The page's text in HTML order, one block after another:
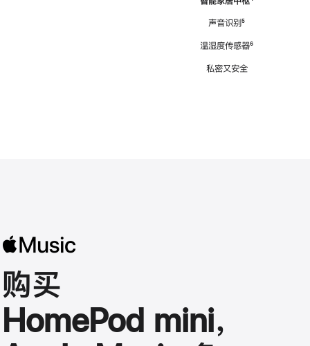
声音识别脚
⁵
温湿度传感器脚
⁶
私密又安全
购买
HomePod mini，